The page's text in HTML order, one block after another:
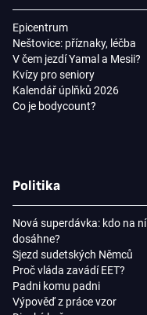
Epicentrum
Neštovice: příznaky, léčba
V čem jezdí Yamal a Mesii?
Kvízy pro seniory
Kalendář úplňků 2026
Co je bodycount?
Politika
Nová superdávka: kdo na ní
dosáhne?
Sjezd sudetských Němců
Proč vláda zavádí EET?
Padni komu padni
Výpověď z práce vzor